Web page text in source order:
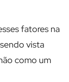
fatores na
vista
como um